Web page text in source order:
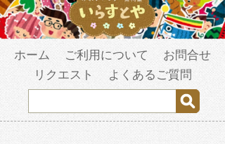
ホーム ご利用について
お問合せ
リクエスト
よくあるご質問